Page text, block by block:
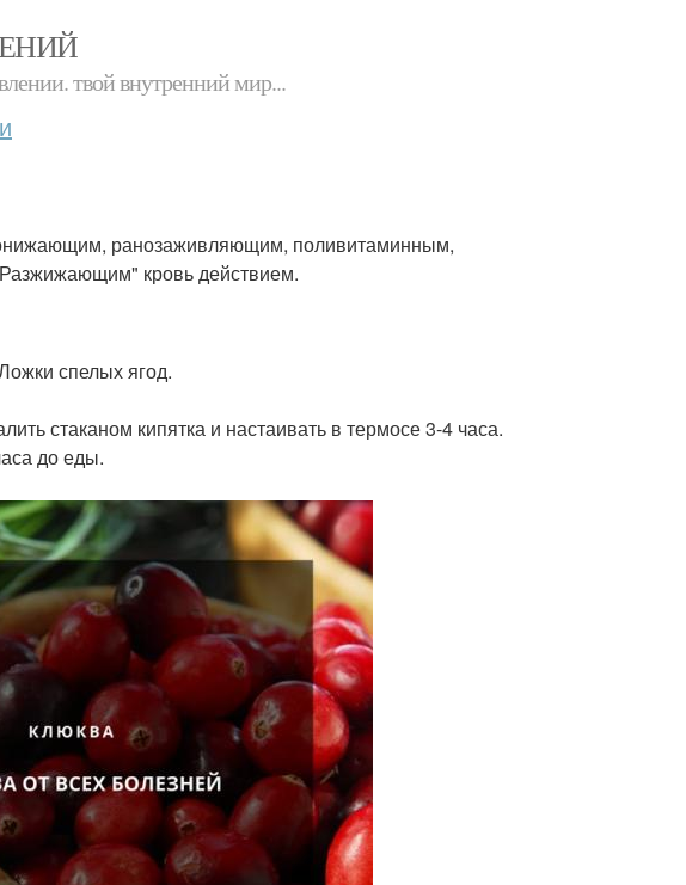
твой внутренний мир...
ранозаживляющим, поливитаминным,
кровь действием.
спелых ягод.
стаканом кипятка и настаивать в термосе 3-4 часа.
до еды.